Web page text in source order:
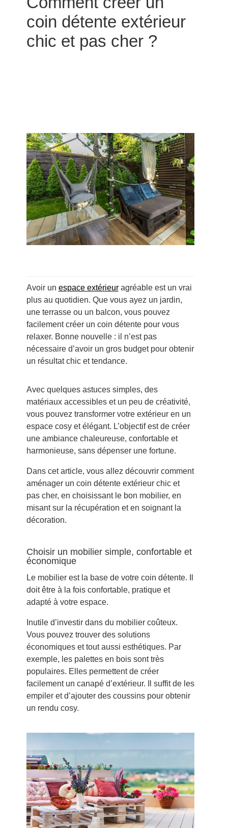
coin détente extérieur
chic et pas cher ?
Avoir un espace extérieuragréable est un vrai
plus au quotidien. Que vous ayez un jardin,
une terrasse ou un balcon, vous pouvez
facilement créer un coin détente pour vous
relaxer. Bonne nouvelle : il n’est pas
nécessaire d’avoir un gros budget pour obtenir
un résultat chic et tendance.
Avec quelques astuces simples, des
matériaux accessibles et un peu de créativité,
vous pouvez transformer votre extérieur en un
espace cosy et élégant. L’objectif est de créer
une ambiance chaleureuse, confortable et
harmonieuse, sans dépenser une fortune.
Dans cet article, vous allez découvrir comment
aménager un coin détente extérieur chic et
pas cher, en choisissant le bon mobilier, en
misant sur la récupération et en soignant la
décoration.
Choisir un mobilier simple, confortable et
économique
Le mobilier est la base de votre coin détente. Il
doit être à la fois confortable, pratique et
adapté à votre espace.
Inutile d’investir dans du mobilier coûteux.
Vous pouvez trouver des solutions
économiques et tout aussi esthétiques. Par
exemple, les palettes en bois sont très
populaires. Elles permettent de créer
facilement un canapé d’extérieur. Il suffit de les
empiler et d’ajouter des coussins pour obtenir
un rendu cosy.